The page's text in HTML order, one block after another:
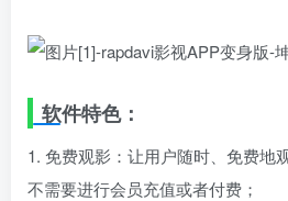
软件特色：
1. 免费观影：让用户随时、免费地
不需要进行会员充值或者付费；